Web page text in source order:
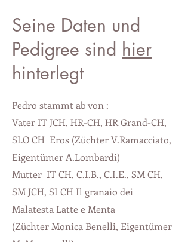
Seine Daten und
Pedigree sind hier
hinterlegt
Pedro stammt ab von :
Vater IT JCH, HR-CH, HR Grand-CH,
SLO CH Eros (Züchter V.Ramacciato,
Eigentümer A.Lombardi)
Mutter IT CH, C.I.B., C.I.E., SM CH,
SM JCH, SI CH Il granaio dei
Malatesta Latte e Menta
(Züchter Monica Benelli, Eigentümer